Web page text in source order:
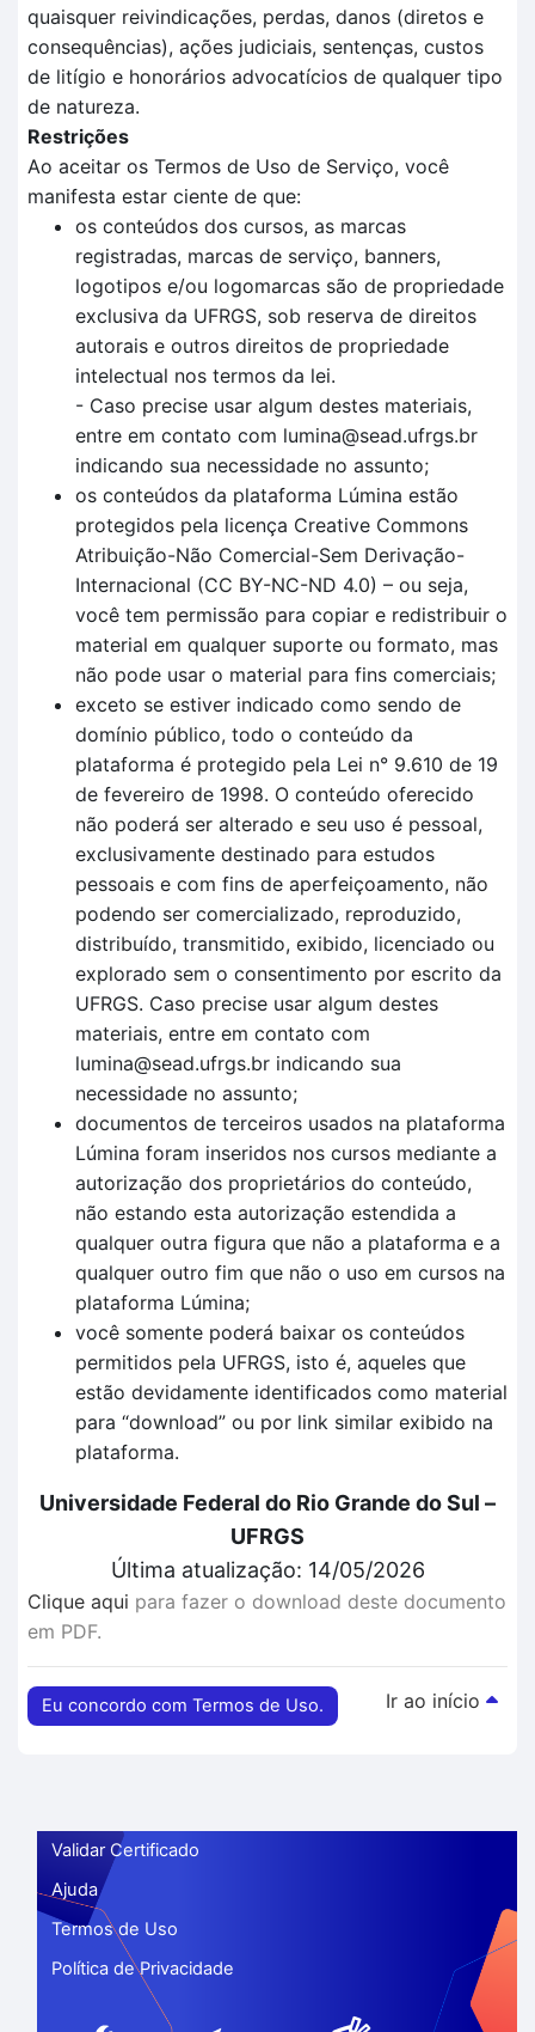
quaisquer reivindicações, perdas, danos (diretos e
consequências), ações judiciais, sentenças, custos
de litígio e honorários advocatícios de qualquer tipo
de natureza.
Restrições
Ao aceitar os Termos de Uso de Serviço, você
manifesta estar ciente de que:
os conteúdos dos cursos, as marcas
registradas, marcas de serviço, banners,
logotipos e/ou logomarcas são de propriedade
exclusiva da UFRGS, sob reserva de direitos
autorais e outros direitos de propriedade
intelectual nos termos da lei.
- Caso precise usar algum destes materiais,
entre em contato com lumina@sead.ufrgs.br
indicando sua necessidade no assunto;
os conteúdos da plataforma Lúmina estão
protegidos pela licença Creative Commons
Atribuição-Não Comercial-Sem Derivação-
Internacional (CC BY-NC-ND 4.0) – ou seja,
você tem permissão para copiar e redistribuir o
material em qualquer suporte ou formato, mas
não pode usar o material para fins comerciais;
exceto se estiver indicado como sendo de
domínio público, todo o conteúdo da
plataforma é protegido pela Lei n° 9.610 de 19
de fevereiro de 1998. O conteúdo oferecido
não poderá ser alterado e seu uso é pessoal,
exclusivamente destinado para estudos
pessoais e com fins de aperfeiçoamento, não
podendo ser comercializado, reproduzido,
distribuído, transmitido, exibido, licenciado ou
explorado sem o consentimento por escrito da
UFRGS. Caso precise usar algum destes
materiais, entre em contato com
lumina@sead.ufrgs.br indicando sua
necessidade no assunto;
documentos de terceiros usados na plataforma
Lúmina foram inseridos nos cursos mediante a
autorização dos proprietários do conteúdo,
não estando esta autorização estendida a
qualquer outra figura que não a plataforma e a
qualquer outro fim que não o uso em cursos na
plataforma Lúmina;
você somente poderá baixar os conteúdos
permitidos pela UFRGS, isto é, aqueles que
estão devidamente identificados como material
para “download” ou por link similar exibido na
plataforma.
Universidade Federal do Rio Grande do Sul –
UFRGS
Última atualização: 14/05/2026
Clique aqui para fazer o download deste documento
em PDF.
Eu concordo com Termos de Uso. Ir ao início
Validar Certificado
Ajuda
Termos de Uso
Política de Privacidade